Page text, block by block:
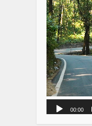
00:00